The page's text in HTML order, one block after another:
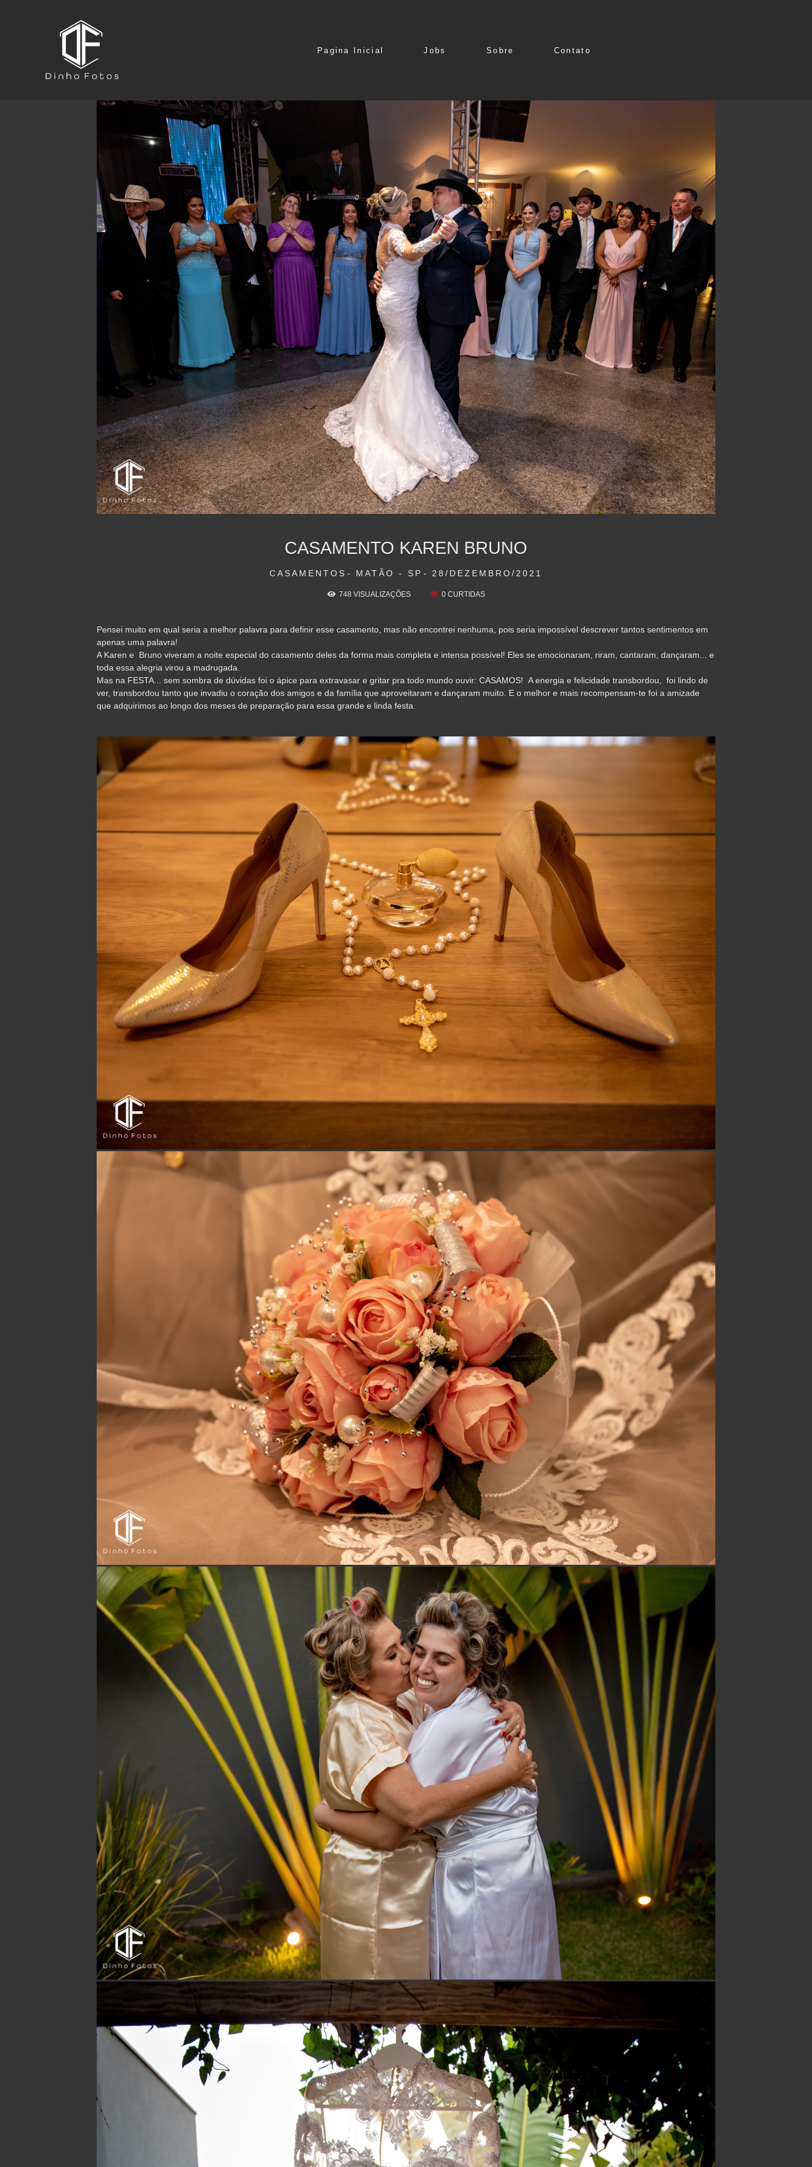
Pagina Inicial Jobs Sobre Contato
CASAMENTOS MATÃO - SP 28/DEZEMBRO/2021
CASAMENTO KAREN BRUNO
748 VISUALIZAÇÕES 0CURTIDAS
Pensei muito em qual seria a melhor palavra para definir esse casamento, mas não encontrei nenhuma, pois seria impossível descrever tantos sentimentos em
apenas uma palavra!
A Karen e Bruno viveram a noite especial do casamento deles da forma mais completa e intensa possível! Eles se emocionaram, riram, cantaram, dançaram... e
toda essa alegria virou a madrugada.
Mas na FESTA... sem sombra de dúvidas foi o ápice para extravasar e gritar pra todo mundo ouvir: CASAMOS! A energia e felicidade transbordou, foi lindo de
ver, transbordou tanto que invadiu o coração dos amigos e da família que aproveitaram e dançaram muito. E o melhor e mais recompensam-te foi a amizade
que adquirimos ao longo dos meses de preparação para essa grande e linda festa.